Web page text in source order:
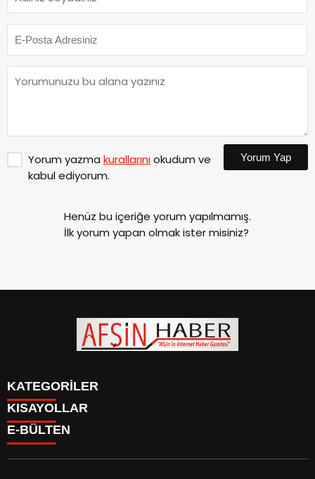
Yorum yazma kurallarınıokudum ve
kabul ediyorum.
Yorum Yap
Henüz bu içeriğe yorum yapılmamış.
İlk yorum yapan olmak ister misiniz?
KATEGORİLER
SİYASET
EĞİTİM
KISAYOLLAR
SİYASET
EĞİTİM
E-BÜLTEN